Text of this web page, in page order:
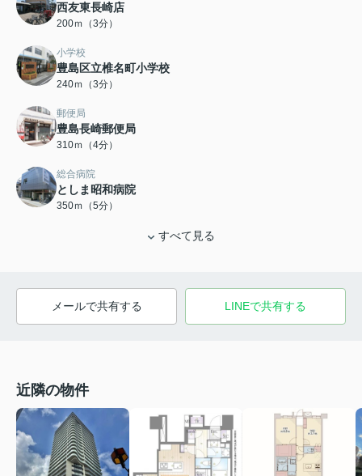
西友東長崎店
200ｍ（3分）
小学校
豊島区立椎名町小学校
240ｍ（3分）
郵便局
豊島長崎郵便局
310ｍ（4分）
総合病院
としま昭和病院
350ｍ（5分）
すべて見る
メールで共有する LINEで共有する
近隣の物件